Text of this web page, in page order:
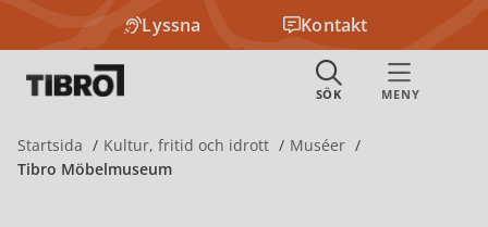
Lyssna Kontakt
Startsida Kultur, fritid och idrott
Muséer
Tibro Möbelmuseum